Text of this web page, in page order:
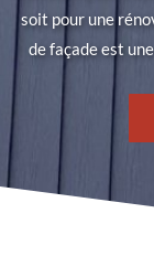
soit pour une
de façade est